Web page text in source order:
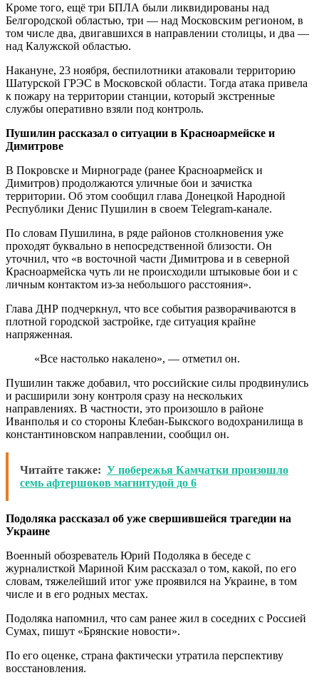
Кроме того, ещё три БПЛА были ликвидированы над
Белгородской областью, три — над Московским регионом, в
том числе два, двигавшихся в направлении столицы, и два —
над Калужской областью.
Накануне, 23 ноября, беспилотники атаковали территорию
Шатурской ГРЭС в Московской области. Тогда атака привела
к пожару на территории станции, который экстренные
службы оперативно взяли под контроль.
Пушилин рассказал о ситуации в Красноармейске и
Димитрове
В Покровске и Мирнограде (ранее Красноармейск и
Димитров) продолжаются уличные бои и зачистка
территории. Об этом сообщил глава Донецкой Народной
Республики Денис Пушилин в своем Telegram-канале.
По словам Пушилина, в ряде районов столкновения уже
проходят буквально в непосредственной близости. Он
уточнил, что «в восточной части Димитрова и в северной
Красноармейска чуть ли не происходили штыковые бои и с
личным контактом из-за небольшого расстояния».
Глава ДНР подчеркнул, что все события разворачиваются в
плотной городской застройке, где ситуация крайне
напряженная.
«Все настолько накалено», — отметил он.
Пушилин также добавил, что российские силы продвинулись
и расширили зону контроля сразу на нескольких
направлениях. В частности, это произошло в районе
Иванполья и со стороны Клебан-Быкского водохранилища в
константиновском направлении, сообщил он.
Читайте также: У побережья Камчатки произошло
семь афтершоков магнитудой до 6
Подоляка рассказал об уже свершившейся трагедии на
Украине
Военный обозреватель Юрий Подоляка в беседе с
журналисткой Мариной Ким рассказал о том, какой, по его
словам, тяжелейший итог уже проявился на Украине, в том
числе и в его родных местах.
Подоляка напомнил, что сам ранее жил в соседних с Россией
Сумах, пишут «Брянские новости».
По его оценке, страна фактически утратила перспективу
восстановления.